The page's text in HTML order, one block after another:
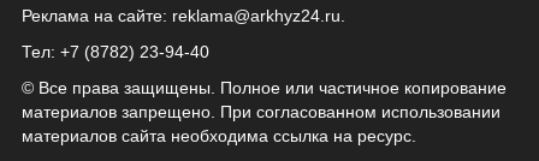
Реклама на сайте: reklama@arkhyz24.ru
Тел: +7 (8782) 23‑94‑40
© Все права защищены. Полное или частичное копирование
материалов запрещено. При согласованном использовании
материалов сайта необходима ссылка на ресурс.